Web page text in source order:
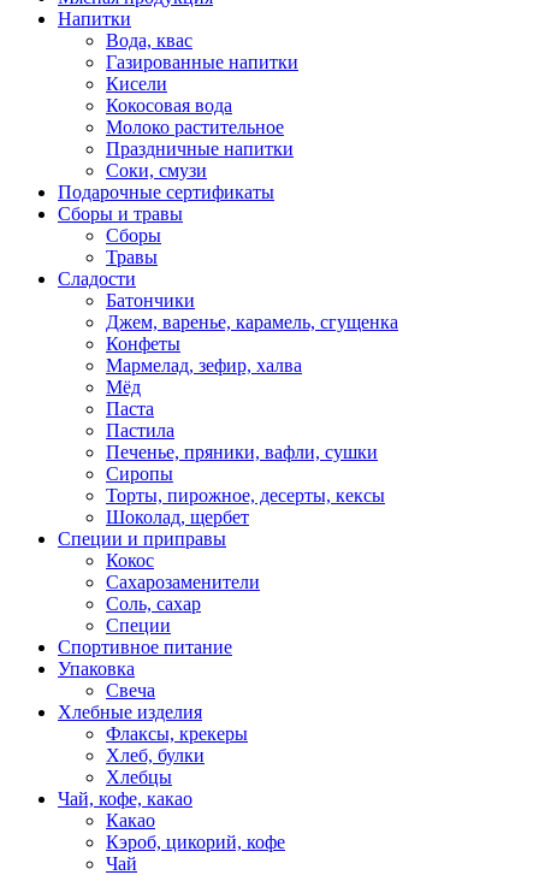
Напитки
Вода, квас
Газированные напитки
Кисели
Кокосовая вода
Молоко растительное
Праздничные напитки
Соки, смузи
Подарочные сертификаты
Сборы и травы
Сборы
Травы
Сладости
Батончики
Джем, варенье, карамель, сгущенка
Конфеты
Мармелад, зефир, халва
Мёд
Паста
Пастила
Печенье, пряники, вафли, сушки
Сиропы
Торты, пирожное, десерты, кексы
Шоколад, щербет
Специи и приправы
Кокос
Сахарозаменители
Соль, сахар
Специи
Спортивное питание
Упаковка
Свеча
Хлебные изделия
Флаксы, крекеры
Хлеб, булки
Хлебцы
Чай, кофе, какао
Какао
Кэроб, цикорий, кофе
Чай